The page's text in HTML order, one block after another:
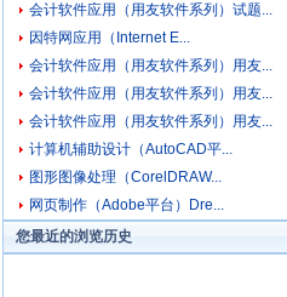
会计软件应用（用友软件系列）试题...
因特网应用（Internet E...
会计软件应用（用友软件系列）用友...
会计软件应用（用友软件系列）用友...
会计软件应用（用友软件系列）用友...
计算机辅助设计（AutoCAD平...
图形图像处理（CorelDRAW...
网页制作（Adobe平台）Dre...
您最近的浏览历史